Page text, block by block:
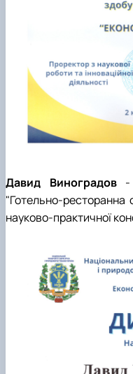
Давид Виноградов -
"Готельно-ресторанна
науково-практичної